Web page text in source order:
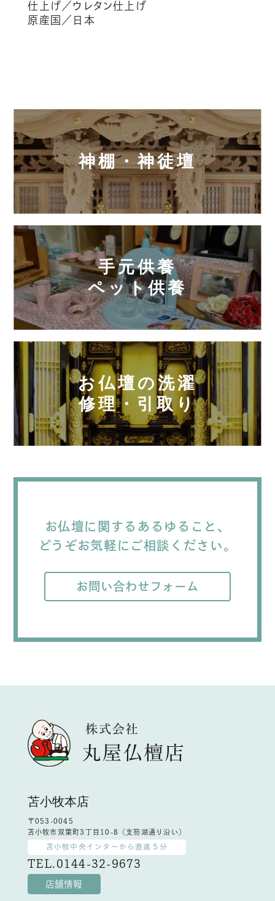
仕上げ／ウレタン仕上げ
原産国／日本
神棚・神徒壇
手元供養
ペット供養
お仏壇の洗濯
修理・引取り
お仏壇に関するあるゆること、
どうぞお気軽にご相談ください。
お問い合わせフォーム
苫小牧本店
〒053-0045
苫小牧市双葉町3丁目10-8（支笏湖通り沿い）
苫小牧中央インターから直進５分
TEL.0144-32-9673
店舗情報